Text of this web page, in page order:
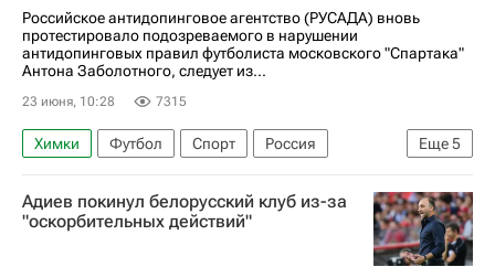
Российское антидопинговое агентство (РУСАДА) вновь
протестировало подозреваемого в нарушении
антидопинговых правил футболиста московского "Спартака"
Антона Заболотного, следует из...
23 июня, 10:28 7315
Еще5
Химки Футбол Спорт
Россия
Вероника Логинова (РУСАДА)
РУСАДА
Антон Заболотный
Спартак Москва
Адиев покинул белорусский клуб из-за
"оскорбительных действий"